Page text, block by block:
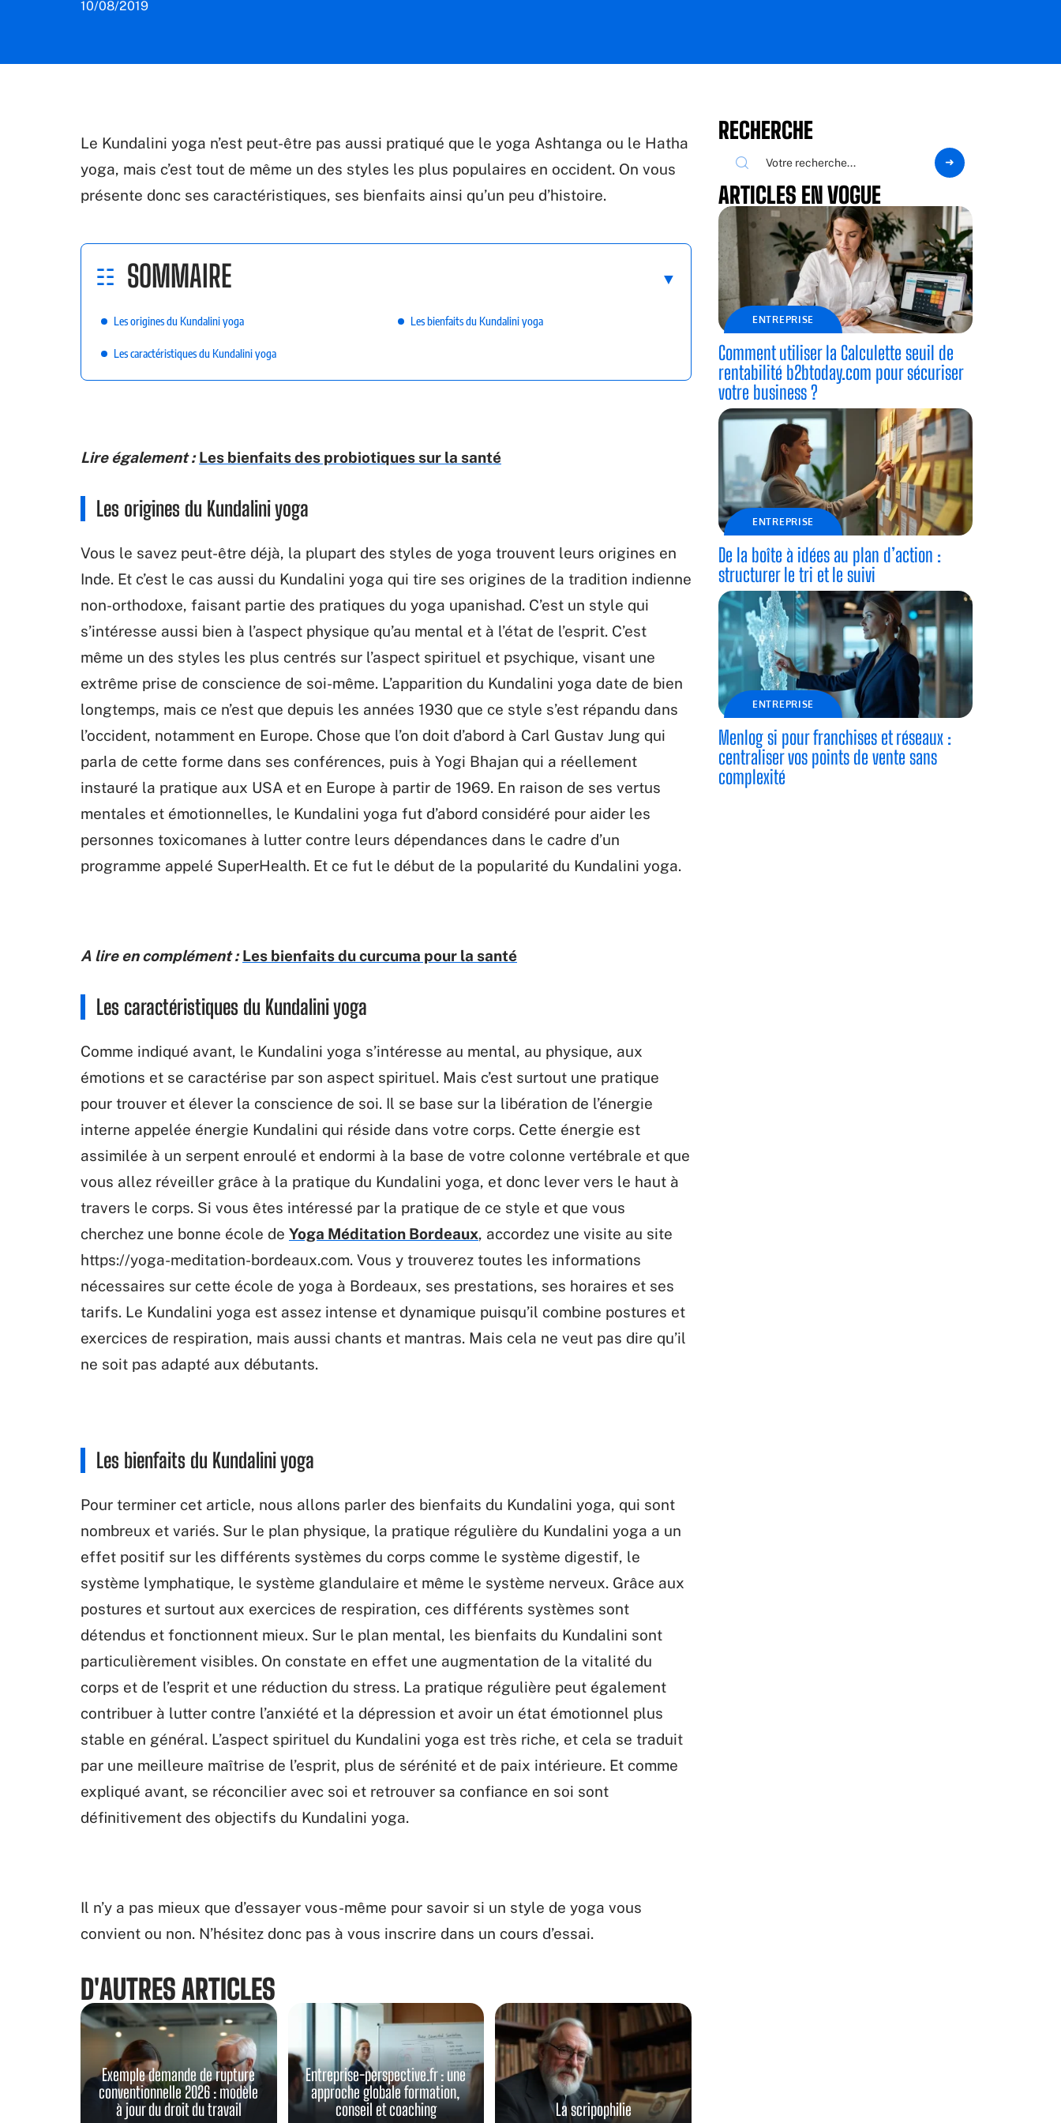
10/08/2019
Le Kundalini yoga n’est peut-être pas aussi pratiqué que le yoga Ashtanga ou le Hatha
yoga, mais c’est tout de même un des styles les plus populaires en occident. On vous
présente donc ses caractéristiques, ses bienfaits ainsi qu’un peu d’histoire.
SOMMAIRE
Les origines du Kundalini yoga
Les caractéristiques du Kundalini yoga
Les bienfaits du Kundalini yoga
Lire également : Les bienfaits des probiotiques sur la santé
Les origines du Kundalini yoga
Vous le savez peut-être déjà, la plupart des styles de yoga trouvent leurs origines en
Inde. Et c’est le cas aussi du Kundalini yoga qui tire ses origines de la tradition indienne
non-orthodoxe, faisant partie des pratiques du yoga upanishad. C’est un style qui
s’intéresse aussi bien à l’aspect physique qu’au mental et à l’état de l’esprit. C’est
même un des styles les plus centrés sur l’aspect spirituel et psychique, visant une
extrême prise de conscience de soi-même. L’apparition du Kundalini yoga date de bien
longtemps, mais ce n’est que depuis les années 1930 que ce style s’est répandu dans
l’occident, notamment en Europe. Chose que l’on doit d’abord à Carl Gustav Jung qui
parla de cette forme dans ses conférences, puis à Yogi Bhajan qui a réellement
instauré la pratique aux USA et en Europe à partir de 1969. En raison de ses vertus
mentales et émotionnelles, le Kundalini yoga fut d’abord considéré pour aider les
personnes toxicomanes à lutter contre leurs dépendances dans le cadre d’un
programme appelé SuperHealth. Et ce fut le début de la popularité du Kundalini yoga.
A lire en complément : Les bienfaits du curcuma pour la santé
Les caractéristiques du Kundalini yoga
Comme indiqué avant, le Kundalini yoga s’intéresse au mental, au physique, aux
émotions et se caractérise par son aspect spirituel. Mais c’est surtout une pratique
pour trouver et élever la conscience de soi. Il se base sur la libération de l’énergie
interne appelée énergie Kundalini qui réside dans votre corps. Cette énergie est
assimilée à un serpent enroulé et endormi à la base de votre colonne vertébrale et que
vous allez réveiller grâce à la pratique du Kundalini yoga, et donc lever vers le haut à
travers le corps. Si vous êtes intéressé par la pratique de ce style et que vous
cherchez une bonne école de Yoga Méditation Bordeaux, accordez une visite au site
https://yoga-meditation-bordeaux.com. Vous y trouverez toutes les informations
nécessaires sur cette école de yoga à Bordeaux, ses prestations, ses horaires et ses
tarifs. Le Kundalini yoga est assez intense et dynamique puisqu’il combine postures et
exercices de respiration, mais aussi chants et mantras. Mais cela ne veut pas dire qu’il
ne soit pas adapté aux débutants.
Les bienfaits du Kundalini yoga
Pour terminer cet article, nous allons parler des bienfaits du Kundalini yoga, qui sont
nombreux et variés. Sur le plan physique, la pratique régulière du Kundalini yoga a un
effet positif sur les différents systèmes du corps comme le système digestif, le
système lymphatique, le système glandulaire et même le système nerveux. Grâce aux
postures et surtout aux exercices de respiration, ces différents systèmes sont
détendus et fonctionnent mieux. Sur le plan mental, les bienfaits du Kundalini sont
particulièrement visibles. On constate en effet une augmentation de la vitalité du
corps et de l’esprit et une réduction du stress. La pratique régulière peut également
contribuer à lutter contre l’anxiété et la dépression et avoir un état émotionnel plus
stable en général. L’aspect spirituel du Kundalini yoga est très riche, et cela se traduit
par une meilleure maîtrise de l’esprit, plus de sérénité et de paix intérieure. Et comme
expliqué avant, se réconcilier avec soi et retrouver sa confiance en soi sont
définitivement des objectifs du Kundalini yoga.
Il n’y a pas mieux que d’essayer vous-même pour savoir si un style de yoga vous
convient ou non. N’hésitez donc pas à vous inscrire dans un cours d’essai.
D'AUTRES ARTICLES
Exemple demande de rupture
conventionnelle 2026 : modèle
à jour du droit du travail
Entreprise-perspective.fr : une
approche globale formation,
conseil et coaching
La scripophilie
RECHERCHE
ARTICLES EN VOGUE
ENTREPRISE
Comment utiliser la Calculette seuil de
rentabilité b2btoday.com pour sécuriser
votre business ?
ENTREPRISE
De la boîte à idées au plan d’action :
structurer le tri et le suivi
ENTREPRISE
Menlog si pour franchises et réseaux :
centraliser vos points de vente sans
complexité